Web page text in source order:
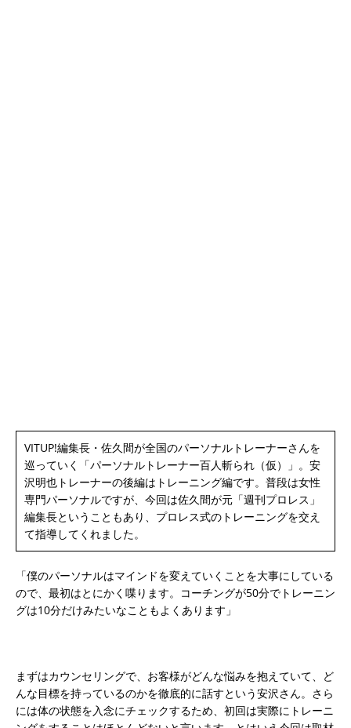
VITUP!編集長・佐久間が全国のパーソナルトレーナーさんを
巡っていく「パーソナルトレーナー百人斬られ（仮）」。安
沢明也トレーナーの後編はトレーニング編です。普段は女性
専門パーソナルですが、今回は佐久間が元「週刊プロレス」
編集長ということもあり、プロレス式のトレーニングを交え
て指導してくれました。
「僕のパーソナルはマインドを変えていくことを大事にしている
ので、最初はとにかく喋ります。コーチングが50分でトレーニン
グは10分だけみたいなこともよくあります」
まずはカウンセリングで、お客様がどんな悩みを抱えていて、ど
んな目標を持っているのかを徹底的に話すという安沢さん。さら
には体の状態を入念にチェックするため、初回は実際にトレーニ